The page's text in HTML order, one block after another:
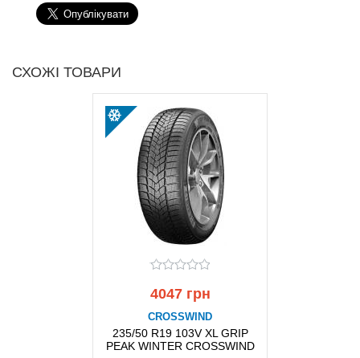
СХОЖІ ТОВАРИ
4047 грн
CROSSWIND
235/50 R19 103V XL GRIP
PEAK WINTER CROSSWIND